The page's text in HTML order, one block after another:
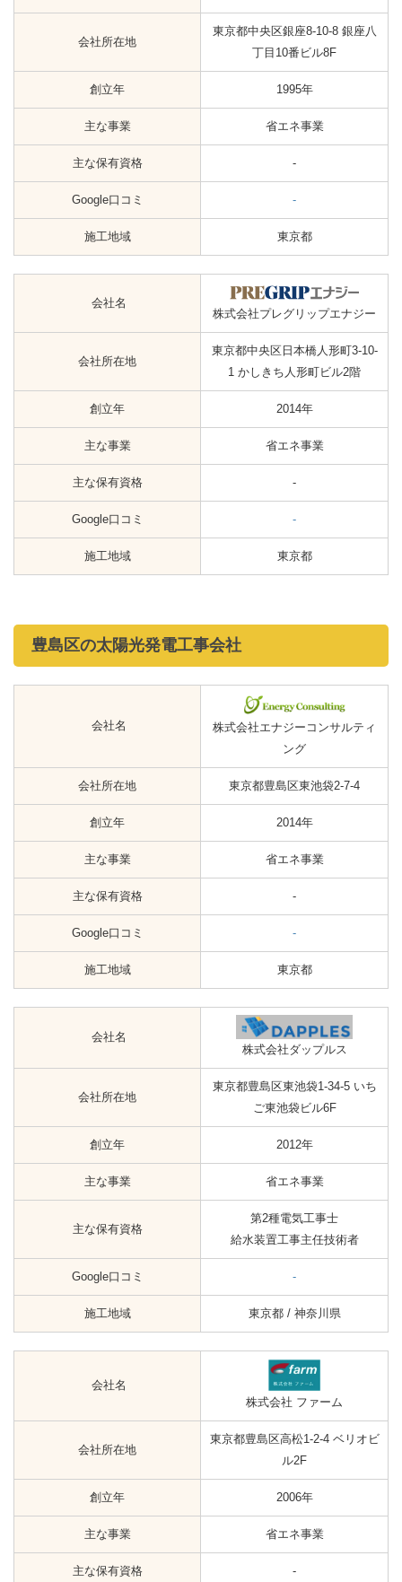
会社所在地
東京都中央区銀座8-10-8 銀座八
丁目10番ビル8F
創立年 1995年
主な事業 省エネ事業
主な保有資格 -
Google口コミ -
施工地域 東京都
会社名
株式会社プレグリップエナジー
会社所在地
東京都中央区日本橋人形町3-10-
1 かしきち人形町ビル2階
創立年 2014年
主な事業 省エネ事業
主な保有資格 -
Google口コミ -
施工地域 東京都
豊島区の太陽光発電工事会社
会社名
株式会社エナジーコンサルティ
ング
会社所在地 東京都豊島区東池袋2-7-4
創立年 2014年
主な事業 省エネ事業
主な保有資格 -
Google口コミ -
施工地域 東京都
会社名
株式会社ダップルス
会社所在地
東京都豊島区東池袋1-34-5 いち
ご東池袋ビル6F
創立年 2012年
主な事業 省エネ事業
主な保有資格
第2種電気工事士
給水装置工事主任技術者
Google口コミ -
施工地域 東京都 / 神奈川県
会社名
株式会社 ファーム
会社所在地
東京都豊島区高松1-2-4 ベリオビ
ル2F
創立年 2006年
主な事業 省エネ事業
主な保有資格 -